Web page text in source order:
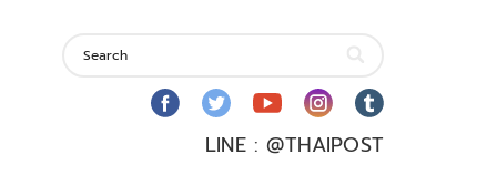
LINE : @THAIPOST